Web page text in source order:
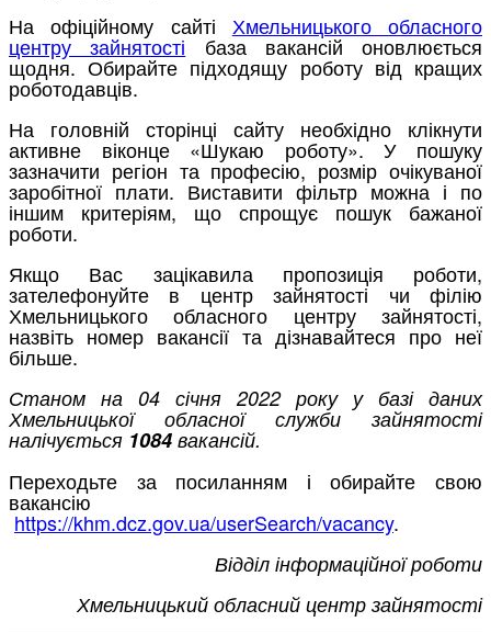
На офіційному сайті Хмельницького обласного
центру зайнятості база вакансій оновлюється
щодня. Обирайте підходящу роботу від кращих
роботодавців.
На головній сторінці сайту необхідно клікнути
активне віконце «Шукаю роботу». У пошуку
зазначити регіон та професію, розмір очікуваної
заробітної плати. Виставити фільтр можна і по
іншим критеріям, що спрощує пошук бажаної
роботи.
Якщо Вас зацікавила пропозиція роботи,
зателефонуйте в центр зайнятості чи філію
Хмельницького обласного центру зайнятості,
назвіть номер вакансії та дізнавайтеся про неї
більше.
Станом на 04 січня 2022 року у базі даних
Хмельницької обласної служби зайнятості
налічується 1084 вакансій.
Переходьте за посиланням і обирайте свою
вакансію
https://khm.dcz.gov.ua/userSearch/vacancy.
Відділ інформаційної роботи
Хмельницький обласний центр зайнятості